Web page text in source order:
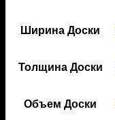
Ширина Доски
Толщина Доски
Объем Доски